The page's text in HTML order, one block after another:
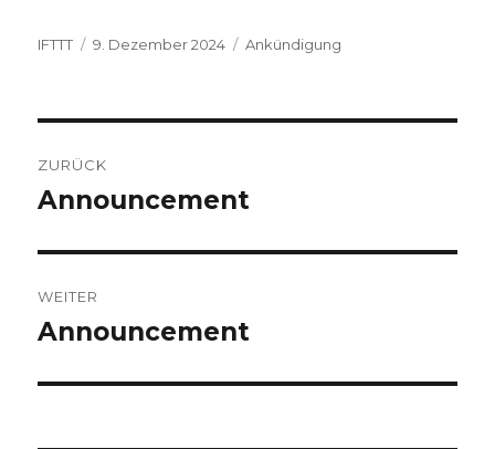
Autor
IFTTT
Veröffentlicht
9. Dezember 2024 Kategorien
Ankündigung
ZURÜCK
Vorheriger
Announcement
WEITER
Nächster
Announcement